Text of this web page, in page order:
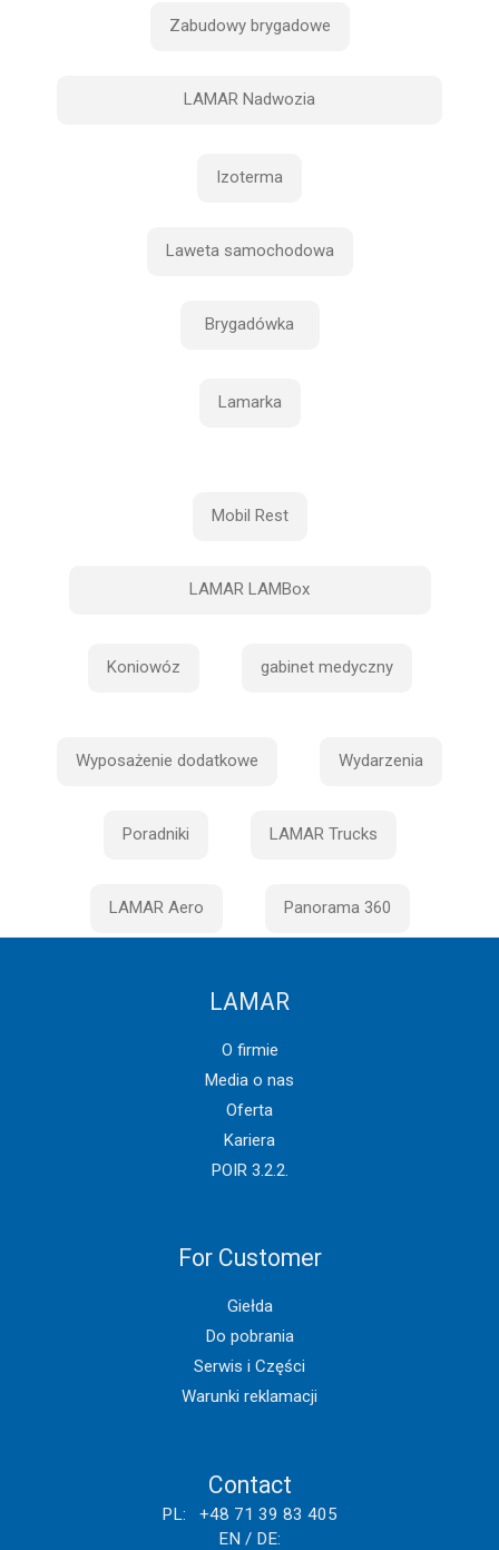
Zabudowy brygadowe
LAMAR Nadwozia
Izoterma
Laweta samochodowa
Brygadówka
Lamarka
Mobil Rest
LAMAR LAMBox
Koniowóz gabinet medyczny
Wyposażenie dodatkowe Wydarzenia
Poradniki LAMAR Trucks
LAMAR Aero Panorama 360
LAMAR
O firmie
Media o nas
Oferta
Kariera
POIR 3.2.2.
For Customer
Giełda
Do pobrania
Serwis i Części
Warunki reklamacji
Contact
PL: +48 71 39 83 405
EN / DE: